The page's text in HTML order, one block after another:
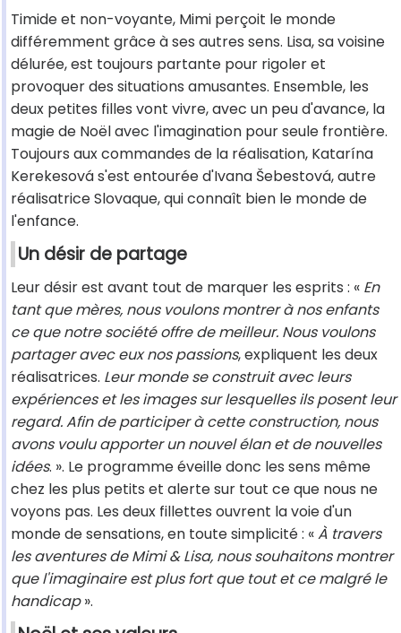
Timide et non-voyante, Mimi perçoit le monde
différemment grâce à ses autres sens. Lisa, sa voisine
délurée, est toujours partante pour rigoler et
provoquer des situations amusantes. Ensemble, les
deux petites filles vont vivre, avec un peu d'avance, la
magie de Noël avec l'imagination pour seule frontière.
Toujours aux commandes de la réalisation, Katarína
Kerekesová s'est entourée d'Ivana Šebestová, autre
réalisatrice Slovaque, qui connaît bien le monde de
l'enfance.
Un désir de partage
Leur désir est avant tout de marquer les esprits : « En
tant que mères, nous voulons montrer à nos enfants
ce que notre société offre de meilleur. Nous voulons
partager avec eux nos passions, expliquent les deux
réalisatrices. Leur monde se construit avec leurs
expériences et les images sur lesquelles ils posent leur
regard. Afin de participer à cette construction, nous
avons voulu apporter un nouvel élan et de nouvelles
idées. ». Le programme éveille donc les sens même
chez les plus petits et alerte sur tout ce que nous ne
voyons pas. Les deux fillettes ouvrent la voie d'un
monde de sensations, en toute simplicité : «À travers
les aventures de Mimi & Lisa, nous souhaitons montrer
que l'imaginaire est plus fort que tout et ce malgré le
handicap».